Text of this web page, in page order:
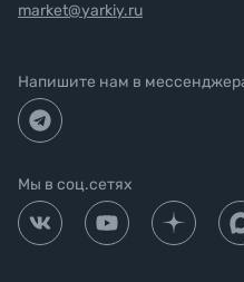
market@yarkiy.ru
Напишите нам в
Мы в соц.сетях